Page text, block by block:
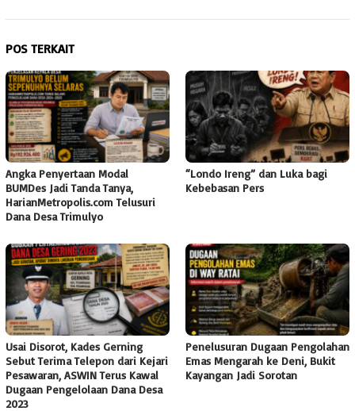
POS TERKAIT
Angka Penyertaan Modal
BUMDes Jadi Tanda Tanya,
HarianMetropolis.com Telusuri
Dana Desa Trimulyo
“Londo Ireng” dan Luka bagi
Kebebasan Pers
Usai Disorot, Kades Gerning
Sebut Terima Telepon dari Kejari
Pesawaran, ASWIN Terus Kawal
Dugaan Pengelolaan Dana Desa
2023
Penelusuran Dugaan Pengolahan
Emas Mengarah ke Deni, Bukit
Kayangan Jadi Sorotan